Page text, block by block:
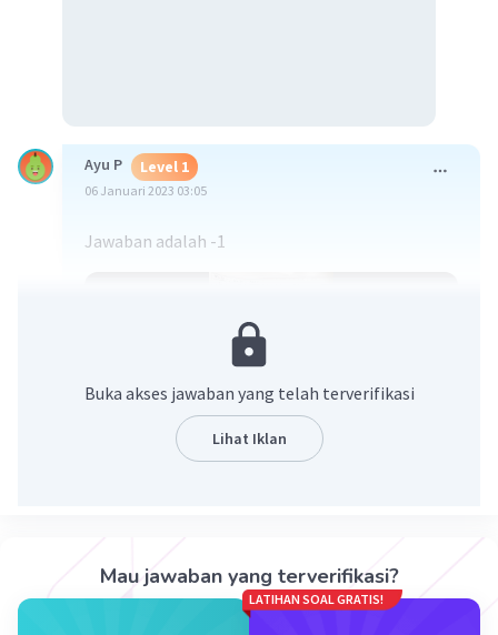
Ayu P Level 1
06 Januari 2023 03:05
Jawaban adalah -1
Buka akses jawaban yang telah terverifikasi
Lihat Iklan
Mau jawaban yang terverifikasi?
LATIHAN SOAL GRATIS!